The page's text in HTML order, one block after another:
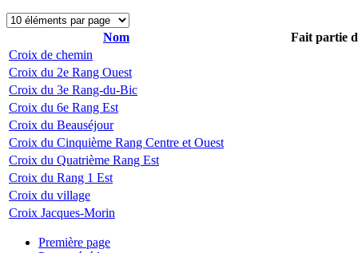
Nom
Fait partie
Croix de chemin
Croix du 2e Rang Ouest
Croix du 3e Rang-du-Bic
Croix du 6e Rang Est
Croix du Beauséjour
Croix du Cinquième Rang Centre et Ouest
Croix du Quatrième Rang Est
Croix du Rang 1 Est
Croix du village
Croix Jacques-Morin
Première page